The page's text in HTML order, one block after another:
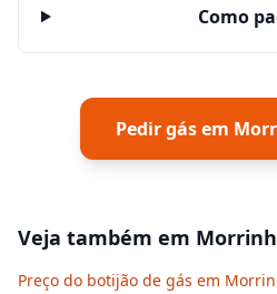
Como
Pedir gás em
Veja também em
Preço do botijão de gás em